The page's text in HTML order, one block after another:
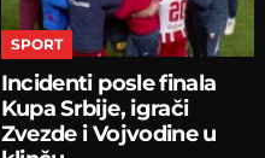
SPORT
Incidenti posle finala
Kupa Srbije, igrači
Zvezde i Vojvodine u